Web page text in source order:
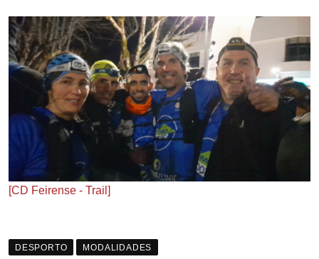
[CD Feirense - Trail]
DESPORTO MODALIDADES